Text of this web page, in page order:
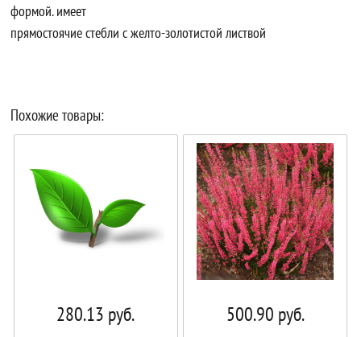
формой. имеет
прямостоячие стебли с желто-золотистой листвой
Похожие товары:
280.13 руб. 500.90 руб.